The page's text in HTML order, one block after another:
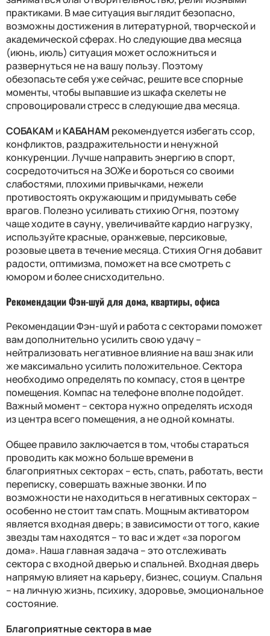
практиками. В мае ситуация выглядит безопасно,
возможны достижения в литературной, творческой и
академической сферах. Но следующие два месяца
(июнь, июль) ситуация может осложниться и
развернуться не на вашу пользу. Поэтому
обезопасьте себя уже сейчас, решите все спорные
моменты, чтобы выпавшие из шкафа скелеты не
спровоцировали стресс в следующие два месяца.
СОБАКАМ иКАБАНАМ рекомендуется избегать ссор,
конфликтов, раздражительности и ненужной
конкуренции. Лучше направить энергию в спорт,
сосредоточиться на ЗОЖе и бороться со своими
слабостями, плохими привычками, нежели
противостоять окружающим и придумывать себе
врагов. Полезно усиливать стихию Огня, поэтому
чаще ходите в сауну, увеличивайте кардио нагрузку,
используйте красные, оранжевые, персиковые,
розовые цвета в течение месяца. Стихия Огня добавит
радости, оптимизма, поможет на все смотреть с
юмором и более снисходительно.
Рекомендации Фэн-шуй для дома, квартиры, офиса
Рекомендации Фэн-шуй и работа с секторами поможет
вам дополнительно усилить свою удачу –
нейтрализовать негативное влияние на ваш знак или
же максимально усилить положительное. Сектора
необходимо определять по компасу, стоя в центре
помещения. Компас на телефоне вполне подойдет.
Важный момент – сектора нужно определять исходя
из центра всего помещения, а не одной комнаты.
Общее правило заключается в том, чтобы стараться
проводить как можно больше времени в
благоприятных секторах – есть, спать, работать, вести
переписку, совершать важные звонки. И по
возможности не находиться в негативных секторах –
особенно не стоит там спать. Мощным активатором
является входная дверь; в зависимости от того, какие
звезды там находятся – то вас и ждет «за порогом
дома». Наша главная задача – это отслеживать
сектора с входной дверью и спальней. Входная дверь
напрямую влияет на карьеру, бизнес, социум. Спальня
– на личную жизнь, психику, здоровье, эмоциональное
состояние.
Благоприятные сектора в мае